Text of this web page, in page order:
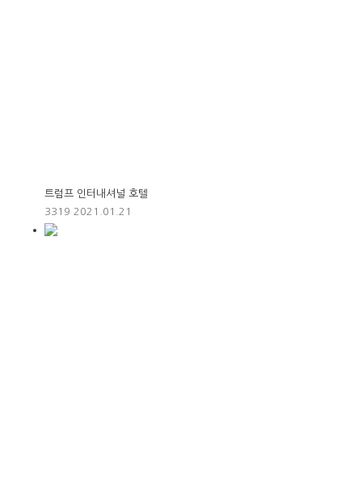
트럼프 인터내셔널 호텔
3319 2021.01.21